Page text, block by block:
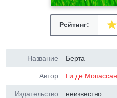
Рейтинг:
Название: Берта
Автор: Ги де Мопассан
Издательство: неизвестно